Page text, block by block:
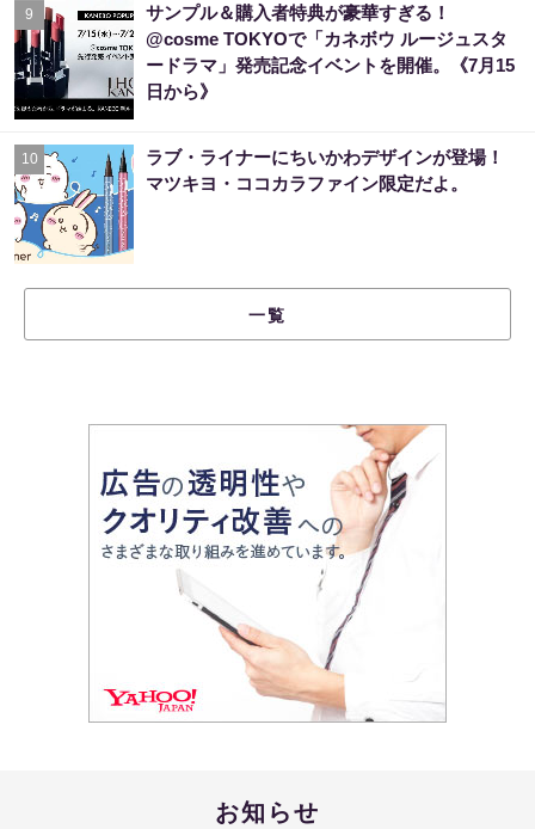
9
サンプル＆購入者特典が豪華すぎる！
@cosme TOKYOで「カネボウ ルージュスタ
ードラマ」発売記念イベントを開催。《7月15
日から》
10
ラブ・ライナーにちいかわデザインが登場！
マツキヨ・ココカラファイン限定だよ。
一覧
お知らせ